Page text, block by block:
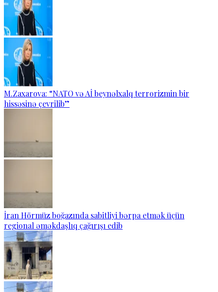
M.Zaxarova: “NATO və Aİ beynəlxalq terrorizmin bir
hissəsinə çevrilib”
İran Hörmüz boğazında sabitliyi bərpa etmək üçün
regional əməkdaşlıq çağırışı edib